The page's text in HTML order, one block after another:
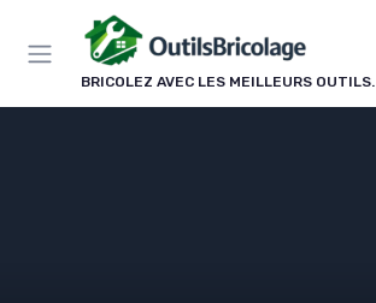
BRICOLEZ AVEC LES MEILLEURS OUTILS.
Panneau de gestion des cookies